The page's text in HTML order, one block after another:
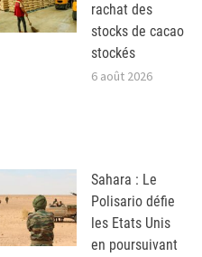
rachat des
stocks de cacao
stockés
6 août 2026
Sahara : Le
Polisario défie
les Etats Unis
en poursuivant